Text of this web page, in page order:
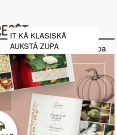
IT KĀ KLASISKĀ
AUKSTĀ ZUPA